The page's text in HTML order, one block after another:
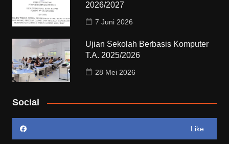
2026/2027
7 Juni 2026
Ujian Sekolah Berbasis Komputer
T.A. 2025/2026
28 Mei 2026
Social
Like